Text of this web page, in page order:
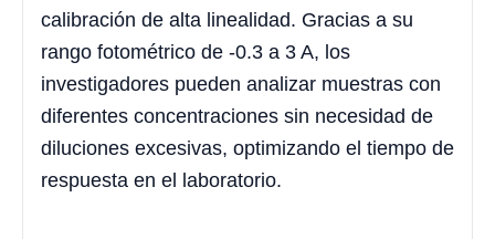
calibración de alta linealidad. Gracias a su
rango fotométrico de -0.3 a 3 A, los
investigadores pueden analizar muestras con
diferentes concentraciones sin necesidad de
diluciones excesivas, optimizando el tiempo de
respuesta en el laboratorio.